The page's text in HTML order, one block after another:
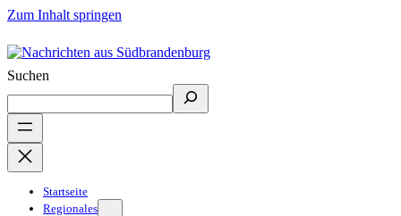
Zum Inhalt springen
Suchen
Startseite
Regionales